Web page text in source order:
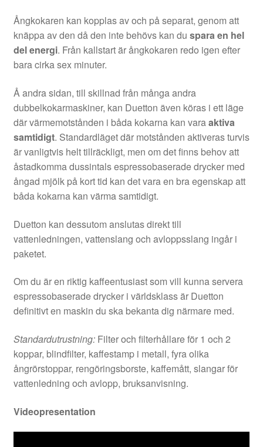
Ångkokaren kan kopplas av och på separat, genom att
knäppa av den då den inte behövs kan du spara en hel
del energi. Från kallstart är ångkokaren redo igen efter
bara cirka sex minuter.
Å andra sidan, till skillnad från många andra
dubbelkokarmaskiner, kan Duetton även köras i ett läge
där värmemotstånden i båda kokarna kan varaaktiva
samtidigt. Standardläget där motstånden aktiveras turvis
är vanligtvis helt tillräckligt, men om det finns behov att
åstadkomma dussintals espressobaserade drycker med
ångad mjölk på kort tid kan det vara en bra egenskap att
båda kokarna kan värma samtidigt.
Duetton kan dessutom anslutas direkt till
vattenledningen, vattenslang och avloppsslang ingår i
paketet.
Om du är en riktig kaffeentusiast som vill kunna servera
espressobaserade drycker i världsklass är Duetton
definitivt en maskin du ska bekanta dig närmare med.
Standardutrustning:Filter och filterhållare för 1 och 2
koppar, blindfilter, kaffestamp i metall, fyra olika
ångrörstoppar, rengöringsborste, kaffemått, slangar för
vattenledning och avlopp, bruksanvisning.
Videopresentation